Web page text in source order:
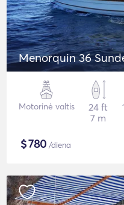
Menorquin 36
Motorinė valtis
24 ft
7 m
$780 /diena